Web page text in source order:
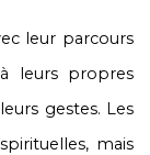
leur parcours
leurs propres
gestes. Les
mais